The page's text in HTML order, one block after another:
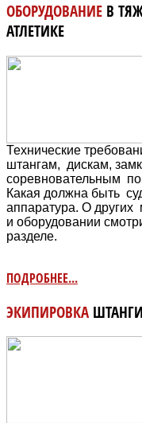
ОБОРУДОВАНИЕ В
АТЛЕТИКЕ
Технические
штангам, дискам,
соревновательным
Какая должна быть
аппаратура. О других
и оборудовании
разделе.
ПОДРОБНЕЕ...
ЭКИПИРОВКА